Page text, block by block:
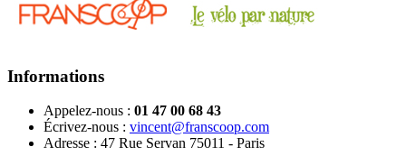
Informations
Appelez-nous : 01 47 00 68 43
Écrivez-nous : vincent@franscoop.com
Adresse : 47 Rue Servan 75011 - Paris